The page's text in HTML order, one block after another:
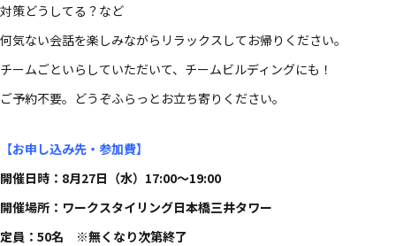
対策どうしてる？など
何気ない会話を楽しみながらリラックスしてお帰りください。
チームごといらしていただいて、チームビルディングにも！
ご予約不要。どうぞふらっとお立ち寄りください。
【お申し込み先・参加費】
開催日時：8月27日（水）17:00〜19:00
開催場所：ワークスタイリング日本橋三井タワー
定員：50名 ※無くなり次第終了